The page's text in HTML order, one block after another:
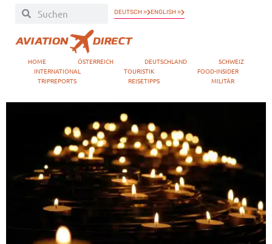
DEUTSCH » ENGLISH »
HOME ÖSTERREICH DEUTSCHLAND
SCHWEIZ
INTERNATIONAL
TOURISTIK
FOOD-INSIDER
TRIPREPORTS
REISETIPPS MILITÄR